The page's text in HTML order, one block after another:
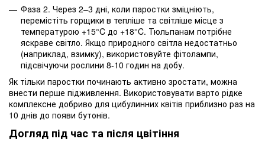
Фаза 2. Через 2–3 дні, коли паростки зміцніють,
перемістіть горщики в тепліше та світліше місце з
температурою +15°C до +18°C. Тюльпанам потрібне
яскраве світло. Якщо природного світла недостатньо
(наприклад, взимку), використовуйте фітолампи,
підсвічуючи рослини 8-10 годин на добу.
Як тільки паростки починають активно зростати, можна
внести перше підживлення. Використовувати варто рідке
комплексне добриво для цибулинних квітів приблизно раз на
10 днів до появи бутонів.
Догляд під час та після цвітіння